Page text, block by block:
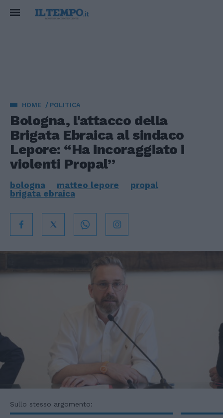
HOME POLITICA
Bologna, l'attacco della
Brigata Ebraica al sindaco
Lepore: “Ha incoraggiato i
violenti Propal”
bologna matteo lepore
propal
brigata ebraica
Sullo stesso argomento: